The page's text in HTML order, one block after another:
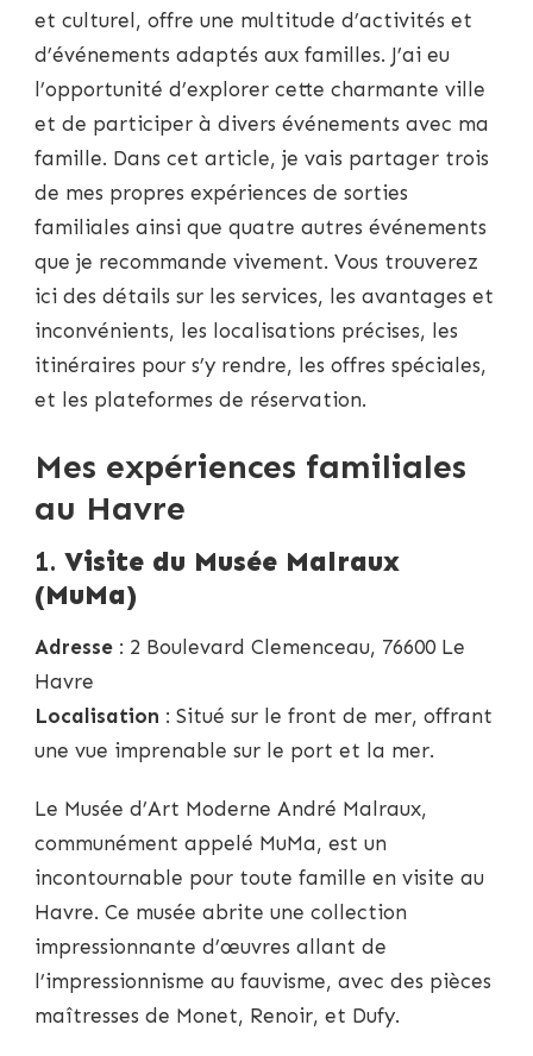
HAVRE
DU
POUR
TOUTE
FAMILLE
et culturel, offre une multitude d’activités et
d’événements adaptés aux familles. J’ai eu
l’opportunité d’explorer cette charmante ville
et de participer à divers événements avec ma
famille. Dans cet article, je vais partager trois
de mes propres expériences de sorties
familiales ainsi que quatre autres événements
que je recommande vivement. Vous trouverez
ici des détails sur les services, les avantages et
inconvénients, les localisations précises, les
itinéraires pour s’y rendre, les offres spéciales,
et les plateformes de réservation.
Mes expériences familiales
au Havre
1. Visite du Musée Malraux
(MuMa)
Adresse : 2 Boulevard Clemenceau, 76600 Le
Havre
Localisation : Situé sur le front de mer, offrant
une vue imprenable sur le port et la mer.
Le Musée d’Art Moderne André Malraux,
communément appelé MuMa, est un
incontournable pour toute famille en visite au
Havre. Ce musée abrite une collection
impressionnante d’œuvres allant de
l’impressionnisme au fauvisme, avec des pièces
maîtresses de Monet, Renoir, et Dufy.